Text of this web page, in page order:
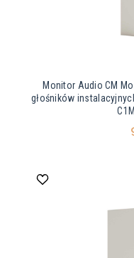
Monitor Audio CM
głośników